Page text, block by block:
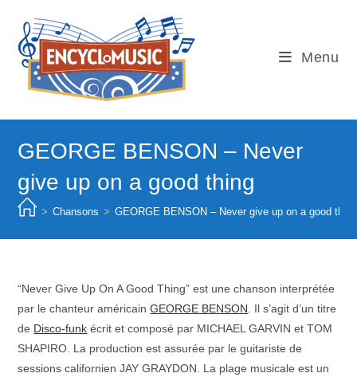
content
Menu
GEORGE BENSON – Never
give up on a good thing
> Chansons > GEORGE BENSON – Never give up on a good thing
“Never Give Up On A Good Thing” est une chanson interprétée
par le chanteur américainGEORGE BENSON . Il s’agit d’un titre
de Disco-funk écrit et composé par MICHAEL GARVIN et TOM
SHAPIRO. La production est assurée par le guitariste de
sessions californien JAY GRAYDON. La plage musicale est un